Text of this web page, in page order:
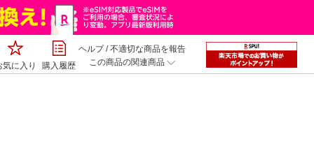
気に入り 購入履歴
ヘルプ/不適切な商品を報告
この商品の関連商品